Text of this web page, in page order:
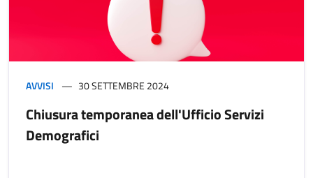
AVVISI 30 SETTEMBRE 2024
Chiusura temporanea dell'Ufficio Servizi
Demografici